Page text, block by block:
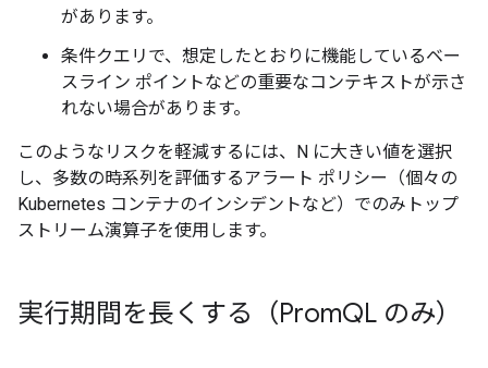
があります。
条件クエリで、想定したとおりに機能しているベー
スライン ポイントなどの重要なコンテキストが示さ
れない場合があります。
このようなリスクを軽減するには、 N に大きい値を選択
し、多数の時系列を評価するアラート ポリシー（個々の
Kubernetes コンテナのインシデントなど）でのみトップ
ストリーム演算子を使用します。
実行期間を長くする（PromQL のみ）